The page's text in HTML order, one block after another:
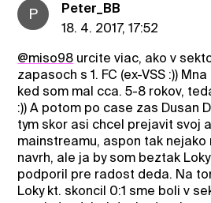
P
Peter_BB
18. 4. 2017, 17:52
@miso98 urcite viac, ako v
zapasoch s 1. FC (ex-VSS :))
ked som mal cca. 5-8 rokov,
:)) A potom po case zas Dusan
tym skor asi chcel prejavit svoj
mainstreamu, aspon tak nejako
navrh, ale ja by som beztak
podporil pre radost deda. Na
Loky kt. skoncil 0:1 sme boli v